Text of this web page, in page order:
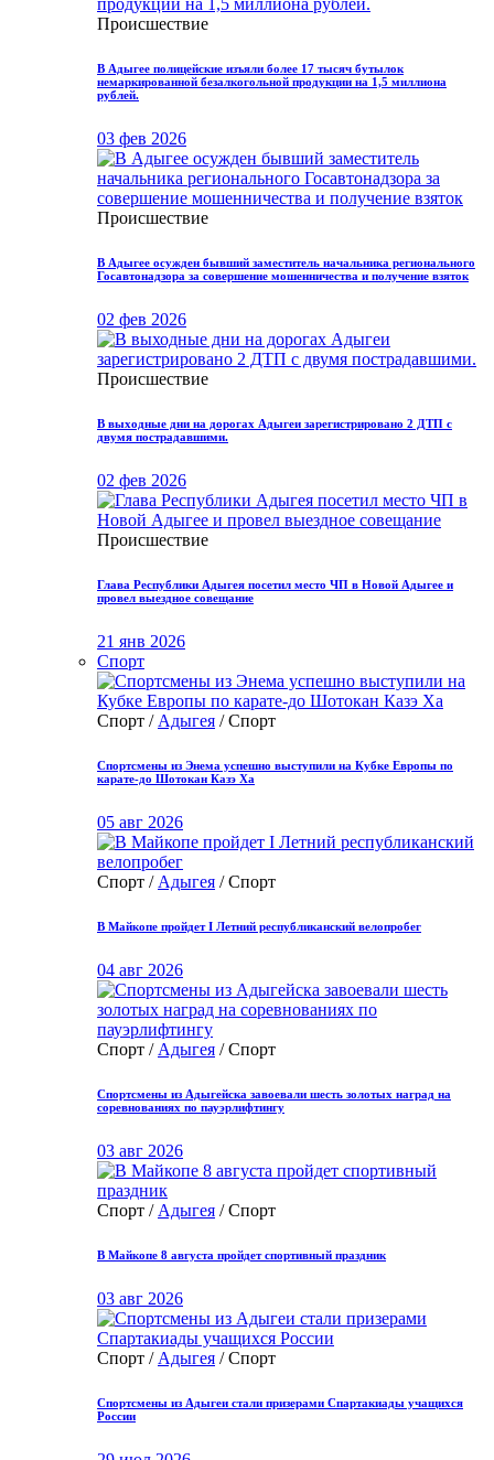
Происшествие
В Адыгее полицейские изъяли более 17 тысяч бутылок
немаркированной безалкогольной продукции на 1,5 миллиона
рублей.
03 фев 2026
Происшествие
В Адыгее осужден бывший заместитель начальника регионального
Госавтонадзора за совершение мошенничества и получение взяток
02 фев 2026
Происшествие
В выходные дни на дорогах Адыгеи зарегистрировано 2 ДТП с
двумя пострадавшими.
02 фев 2026
Происшествие
Глава Республики Адыгея посетил место ЧП в Новой Адыгее и
провел выездное совещание
21 янв 2026
Спорт
Спорт / Адыгея / Спорт
Спортсмены из Энема успешно выступили на Кубке Европы по
карате-до Шотокан Казэ Ха
05 авг 2026
Спорт / Адыгея / Спорт
В Майкопе пройдет I Летний республиканский велопробег
04 авг 2026
Спорт / Адыгея / Спорт
Спортсмены из Адыгейска завоевали шесть золотых наград на
соревнованиях по пауэрлифтингу
03 авг 2026
Спорт / Адыгея / Спорт
В Майкопе 8 августа пройдет спортивный праздник
03 авг 2026
Спорт / Адыгея / Спорт
Спортсмены из Адыгеи стали призерами Спартакиады учащихся
России